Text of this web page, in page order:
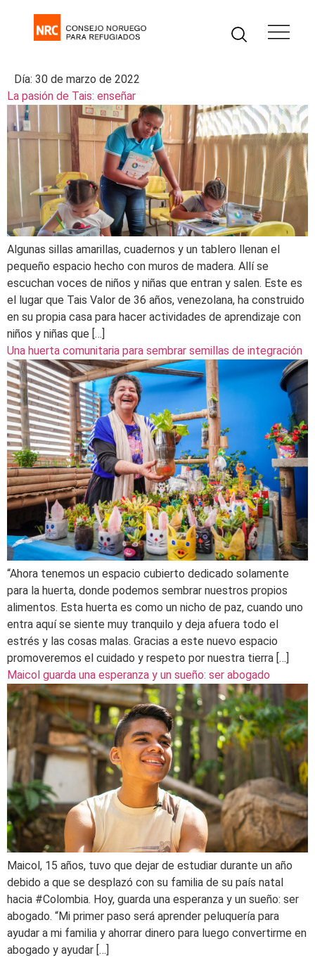
Día: 30 de marzo de 2022
La pasión de Tais: enseñar
Algunas sillas amarillas, cuadernos y un tablero llenan el
pequeño espacio hecho con muros de madera. Allí se
escuchan voces de niños y niñas que entran y salen. Este es
el lugar que Tais Valor de 36 años, venezolana, ha construido
en su propia casa para hacer actividades de aprendizaje con
niños y niñas que […]
Una huerta comunitaria para sembrar semillas de integración
“Ahora tenemos un espacio cubierto dedicado solamente
para la huerta, donde podemos sembrar nuestros propios
alimentos. Esta huerta es como un nicho de paz, cuando uno
entra aquí se siente muy tranquilo y deja afuera todo el
estrés y las cosas malas. Gracias a este nuevo espacio
promoveremos el cuidado y respeto por nuestra tierra […]
Maicol guarda una esperanza y un sueño: ser abogado
Maicol, 15 años, tuvo que dejar de estudiar durante un año
debido a que se desplazó con su familia de su país natal
hacia #Colombia. Hoy, guarda una esperanza y un sueño: ser
abogado. “Mi primer paso será aprender peluquería para
ayudar a mi familia y ahorrar dinero para luego convertirme en
abogado y ayudar […]